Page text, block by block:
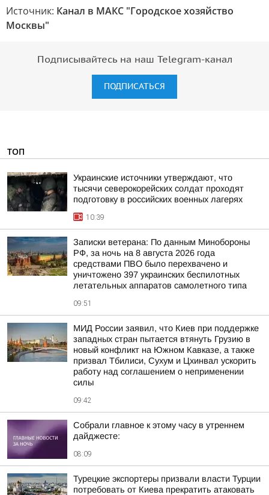
Источник: Канал в МАКС "Городское хозяйство
Москвы"
Подписывайтесь на наш Telegram-канал
ПОДПИСАТЬСЯ
ТОП
Украинские источники утверждают, что
тысячи северокорейских солдат проходят
подготовку в российских военных лагерях
10:39
Записки ветерана: По данным Минобороны
РФ, за ночь на 8 августа 2026 года
средствами ПВО было перехвачено и
уничтожено 397 украинских беспилотных
летательных аппаратов самолетного типа
09:51
МИД России заявил, что Киев при поддержке
западных стран пытается втянуть Грузию в
новый конфликт на Южном Кавказе, а также
призвал Тбилиси, Сухум и Цхинвал ускорить
работу над соглашением о неприменении
силы
09:42
Собрали главное к этому часу в утреннем
дайджесте:
08:09
Турецкие экспортеры призвали власти Турции
потребовать от Киева прекратить атаковать